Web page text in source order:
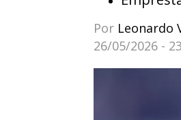
Por Leonardo
26/05/2026 -